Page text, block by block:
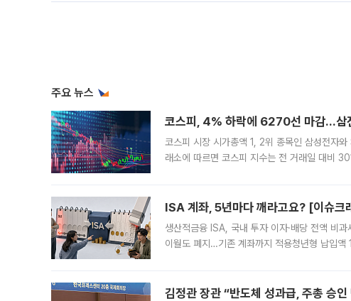
주요 뉴스
코스피, 4% 하락에 6270선 마감…삼
코스피 시장 시가총액 1, 2위 종목인 삼성전자
래소에 따르면 코스피 지수는 전 거래일 대비
ISA 계좌, 5년마다 깨라고요? [이슈크
생산적금융 ISA, 국내 투자 이자·배당 전액 비
이월도 폐지…기존 계좌까지 적용청년형 납입
김정관 장관 “반도체 성과급, 주총 승